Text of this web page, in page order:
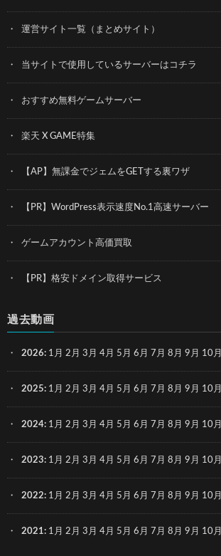
運営サイト一覧（まとめサイト）
当サイトで使用しているサーバーはコチラ
おすすめ無料ゲームサーバー
楽天 X GAME特集
【AP】無課金でジェムをGETする裏ワザ
【PR】WordPress表示速度No.1高速サーバー
ゲームアカウント高価買取
【PR】格安ドメイン取得サービス
過去動画
2026: 1月 2月 3月 4月 5月 6月 7月 8月 9月 10月
2025: 1月 2月 3月 4月 5月 6月 7月 8月 9月 10月
2024: 1月 2月 3月 4月 5月 6月 7月 8月 9月 10月
2023: 1月 2月 3月 4月 5月 6月 7月 8月 9月 10月
2022: 1月 2月 3月 4月 5月 6月 7月 8月 9月 10月
2021: 1月 2月 3月 4月 5月 6月 7月 8月 9月 10月